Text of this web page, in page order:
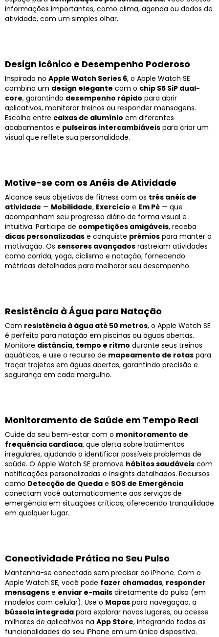
informações importantes, como clima, agenda ou dados de
atividade, com um simples olhar.
Design Icônico e Desempenho Poderoso
Inspirado no Apple Watch Series 6, o Apple Watch SE
combina um design elegante com o chip S5 SiP dual-
core, garantindo desempenho rápido para abrir
aplicativos, monitorar treinos ou responder mensagens.
Escolha entre caixas de alumínio em diferentes
acabamentos e pulseiras intercambiáveis para criar um
visual que reflete sua personalidade.
Motive-se com os Anéis de Atividade
Alcance seus objetivos de fitness com os três anéis de
atividade — Mobilidade, Exercício e Em Pé — que
acompanham seu progresso diário de forma visual e
intuitiva. Participe de competições amigáveis, receba
dicas personalizadas e conquiste prêmios para manter a
motivação. Os sensores avançados rastreiam atividades
como corrida, yoga, ciclismo e natação, fornecendo
métricas detalhadas para melhorar seu desempenho.
Resistência à Água para Natação
Com resistência à água até 50 metros, o Apple Watch SE
é perfeito para natação em piscinas ou águas abertas.
Monitore distância, tempo e ritmo durante seus treinos
aquáticos, e use o recurso de mapeamento de rotas para
traçar trajetos em águas abertas, garantindo precisão e
segurança em cada mergulho.
Monitoramento de Saúde em Tempo Real
Cuide do seu bem-estar com o monitoramento de
frequência cardíaca, que alerta sobre batimentos
irregulares, ajudando a identificar possíveis problemas de
saúde. O Apple Watch SE promove hábitos saudáveis com
notificações personalizadas e insights detalhados. Recursos
como Detecção de Queda e SOS de Emergência
conectam você automaticamente aos serviços de
emergência em situações críticas, oferecendo tranquilidade
em qualquer lugar.
Conectividade Prática no Seu Pulso
Mantenha-se conectado sem precisar do iPhone. Com o
Apple Watch SE, você pode fazer chamadas, responder
mensagens e enviar e-mails diretamente do pulso (em
modelos com celular). Use o Mapas para navegação, a
bússola integrada para explorar novos lugares, ou acesse
milhares de aplicativos na App Store, integrando todas as
funcionalidades do seu iPhone em um único dispositivo.